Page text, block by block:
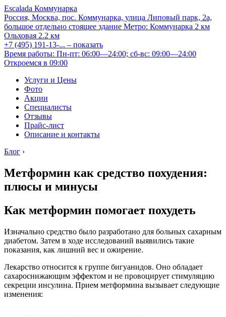
Escalada Коммунарка
Россия, Москва, пос. Коммунарка, улица Липовый парк, 2а,
большое отдельно стоящее здание Метро: Коммунарка 2 км
Ольховая 2.2 км
+7 (495) 191-13-... – показать
Время работы: Пн-пт: 06:00—24:00; сб-вс: 09:00—24:00
Откроемся в 09:00
Услуги и Цены
Фото
Акции
Специалисты
Отзывы
Прайс-лист
Описание и контакты
Блог ›
Метформин как средство похудения:
плюсы и минусы
Как метформин помогает похудеть
Изначально средство было разработано для больных сахарным
диабетом. Затем в ходе исследований выявились такие
показания, как лишний вес и ожирение.
Лекарство относится к группе бигуанидов. Оно обладает
сахароснижающим эффектом и не провоцирует стимуляцию
секреции инсулина. Прием метформина вызывает следующие
изменения: